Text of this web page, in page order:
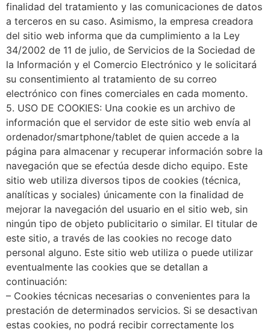
finalidad del tratamiento y las comunicaciones de datos
a terceros en su caso. Asimismo, la empresa creadora
del sitio web informa que da cumplimiento a la Ley
34/2002 de 11 de julio, de Servicios de la Sociedad de
la Información y el Comercio Electrónico y le solicitará
su consentimiento al tratamiento de su correo
electrónico con fines comerciales en cada momento.
5. USO DE COOKIES: Una cookie es un archivo de
información que el servidor de este sitio web envía al
ordenador/smartphone/tablet de quien accede a la
página para almacenar y recuperar información sobre la
navegación que se efectúa desde dicho equipo. Este
sitio web utiliza diversos tipos de cookies (técnica,
analíticas y sociales) únicamente con la finalidad de
mejorar la navegación del usuario en el sitio web, sin
ningún tipo de objeto publicitario o similar. El titular de
este sitio, a través de las cookies no recoge dato
personal alguno. Este sitio web utiliza o puede utilizar
eventualmente las cookies que se detallan a
continuación:
– Cookies técnicas necesarias o convenientes para la
prestación de determinados servicios. Si se desactivan
estas cookies, no podrá recibir correctamente los